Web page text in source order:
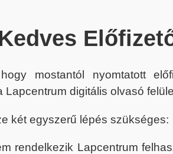
mostantól nyomtatott
Lapcentrum digitális olvasó
két egyszerű lépés szükséges:
rendelkezik Lapcentrum